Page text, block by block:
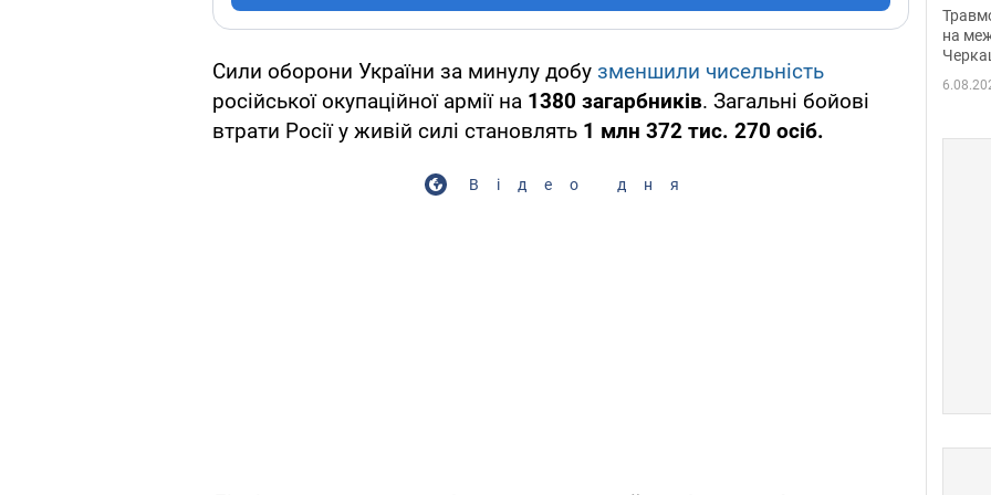
Сили оборони України за минулу добу зменшили чисельність
російської окупаційної армії на 1380 загарбників. Загальні бойові
втрати Росії у живій силі становлять 1 млн 372 тис. 270 осіб.
Відео дня
Фото
на